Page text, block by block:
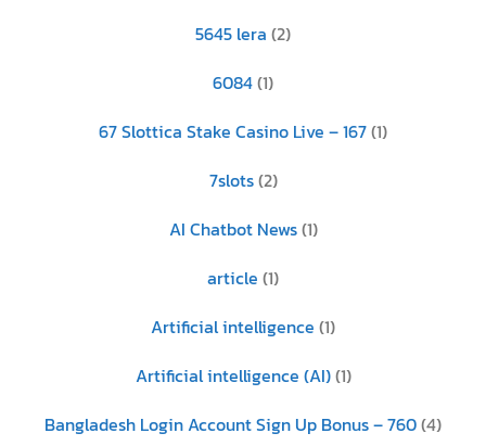
5645 lera (2)
6084(1)
67 Slottica Stake Casino Live – 167(1)
7slots(2)
AI Chatbot News(1)
article (1)
Artificial intelligence (1)
Artificial intelligence (AI)(1)
Bangladesh Login Account Sign Up Bonus – 760(4)